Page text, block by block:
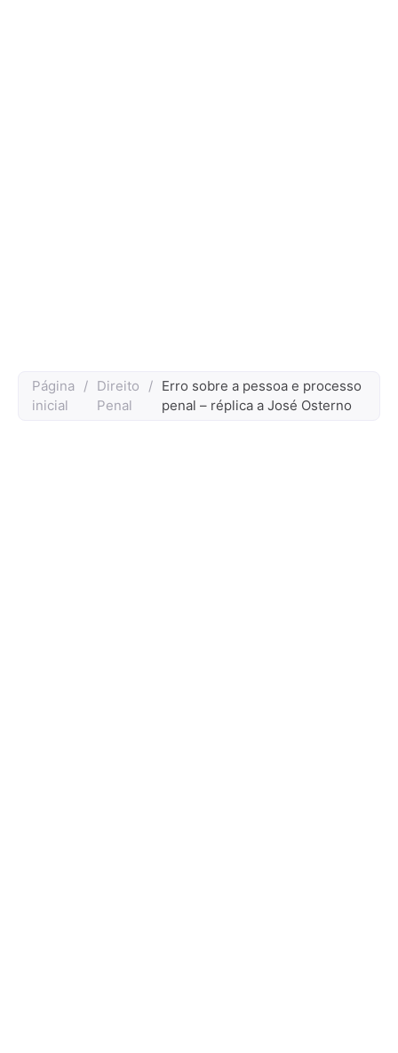
Página
inicial
/ Direito
Penal
/ Erro sobre a pessoa e processo
penal – réplica a José Osterno